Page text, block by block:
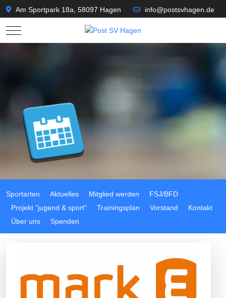
Am Sportpark 18a, 58097 Hagen info@postsvhagen.de
Mobile Menu Toggle
Sportarten Aktuelles Mitglied werden
FSJ/BFD
Projekt "jugend & sport"
Trainingsplan Vorstand
Kontakt
Über uns
Spenden